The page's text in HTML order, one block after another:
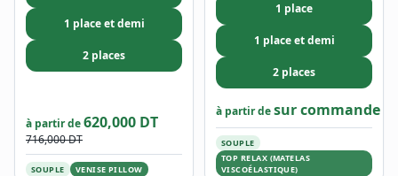
1 place et demi
2 places
à partir de620,000 DT
716,000 DT
SOUPLE VENISE PILLOW
1 place
1 place et demi
2 places
à partir desur commande
SOUPLE
TOP RELAX (MATELAS
VISCOÉLASTIQUE)